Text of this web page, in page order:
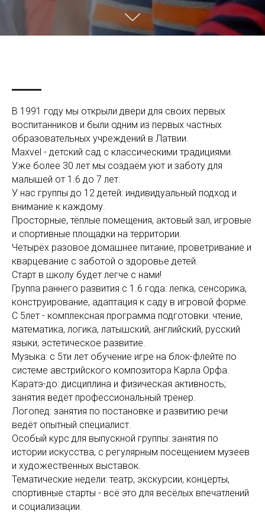
В 1991 году мы открыли двери для своих первых
воспитанников и были одним из первых частных
образовательных учреждений в Латвии.
Maxvel - детский сад с классическими традициями.
Уже более 30 лет мы создаём уют и заботу для
малышей от 1.6 до 7 лет.
У нас группы до 12 детей: индивидуальный подход и
внимание к каждому.
Просторные, тёплые помещения, актовый зал, игровые
и спортивные площадки на территории.
Четырёх разовое домашнее питание, проветривание и
кварцевание с заботой о здоровье детей.
Старт в школу будет легче с нами!
Группа раннего развития с 1.6 года: лепка, сенсорика,
конструирование, адаптация к саду в игровой форме.
С 5лет - комплексная программа подготовки: чтение,
математика, логика, латышский, английский, русский
языки, эстетическое развитие.
Музыка: с 5ти лет обучение игре на блок-флейте по
системе австрийского композитора Карла Орфа.
Каратэ-до: дисциплина и физическая активность;
занятия ведёт профессиональный тренер.
Логопед: занятия по постановке и развитию речи
ведёт опытный специалист.
Особый курс для выпускной группы: занятия по
истории искусства, с регулярным посещением музеев
и художественных выставок.
Тематические недели: театр, экскурсии, концерты,
спортивные старты - всё это для весёлых впечатлений
и социализации.